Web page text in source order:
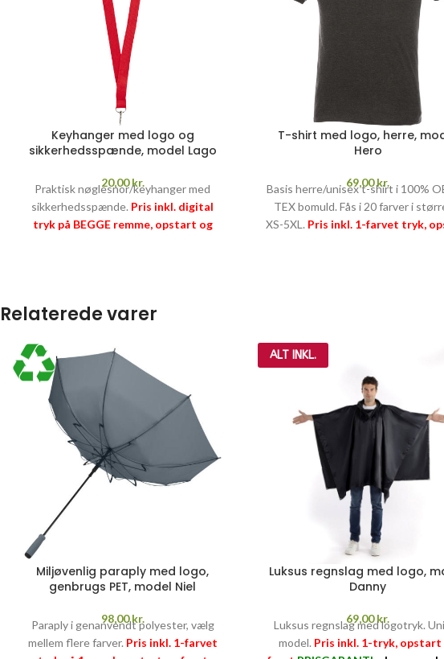
Keyhanger med logo og
sikkerhedsspænde, model Lago
20,00kr.
Praktisk nøglesnor/keyhanger med
sikkerhedsspænde. Pris inkl. digital
tryk på BEGGE remme, opstart og
T-shirt med logo, herre,
Hero
69,00kr.
Basis herre/unisex t-shirt i 100%
TEX bomuld. Fås i 20 farver i
XS-5XL. Pris inkl. 1-farvet tryk,
Relaterede varer
Miljøvenlig paraply med logo,
genbrugs PET, model Niel
98,00kr.
Paraply i genanvendt polyester, vælg
mellem flere farver. Pris inkl. 1-farvet
ALT INKL.
Luksus regnslag med logo,
Danny
69,00kr.
Luksus regnslag med logotryk.
model. Pris inkl. 1-tryk, opstart